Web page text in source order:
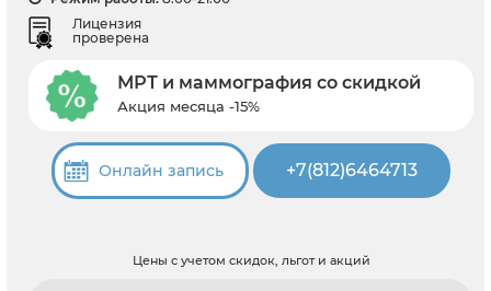
Лицензия
проверена
МРТ и маммография со скидкой
Акция месяца -15%
Онлайн запись +7(812)6464713
Цены с учетом скидок, льгот и акций